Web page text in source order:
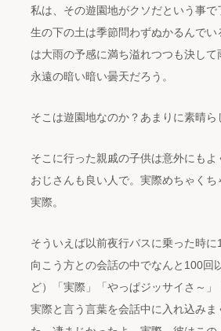
私は、その遊園地がクソだという事
生の下の土は季節問わずぬかるんで
は大雨の予感に満ち溢れつつも決し
永遠の暗い暗い曇天だろう。
そこは遊園地なのか？あまりに素晴ら
そこに行った親戚の子供は意外にもよ
おじさんも良い人で。実際めちゃくち
実際。
そういえば以前夜行バスに乗った時
向こう方との会話の中でなんと100回
ど）「実際」「やっぱジッサイさ～」
実際と言う言葉を会話中に入れ込みま